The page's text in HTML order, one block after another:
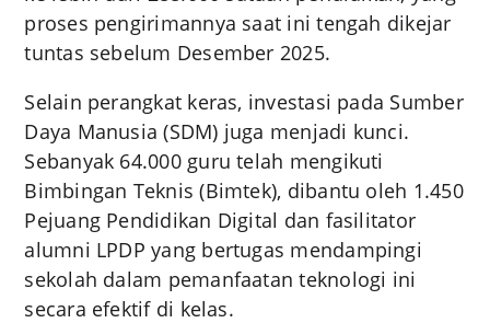
proses pengirimannya saat ini tengah dikejar
tuntas sebelum Desember 2025.
Selain perangkat keras, investasi pada Sumber
Daya Manusia (SDM) juga menjadi kunci.
Sebanyak 64.000 guru telah mengikuti
Bimbingan Teknis (Bimtek), dibantu oleh 1.450
Pejuang Pendidikan Digital dan fasilitator
alumni LPDP yang bertugas mendampingi
sekolah dalam pemanfaatan teknologi ini
secara efektif di kelas.